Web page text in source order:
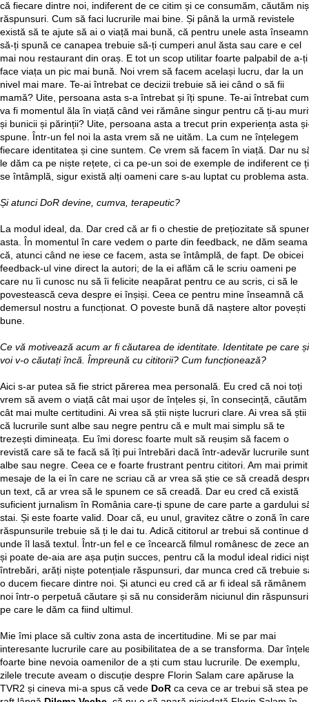
că fiecare dintre noi, indiferent de ce citim și ce consumăm, căutăm
răspunsuri. Cum să faci lucrurile mai bine. Și până la urmă revistele
există să te ajute să ai o viață mai bună, că pentru unele asta
să-ți spună ce canapea trebuie să-ți cumperi anul ăsta sau care e cel
mai nou restaurant din oraș. E tot un scop utilitar foarte palpabil de a-ți
face viața un pic mai bună. Noi vrem să facem același lucru, dar la un
nivel mai mare. Te-ai întrebat ce decizii trebuie să iei când o să fii
mamă? Uite, persoana asta s-a întrebat și îți spune. Te-ai întrebat cum
va fi momentul ăla în viață când vei rămâne singur pentru că ți-au
și bunicii și părinții? Uite, persoana asta a trecut prin experiența asta
spune. Într-un fel noi la asta vrem să ne uităm. La cum ne înțelegem
fiecare identitatea și cine suntem. Ce vrem să facem în viață. Dar nu
le dăm ca pe niște rețete, ci ca pe-un soi de exemple de indiferent ce ți
se întâmplă, sigur există alți oameni care s-au luptat cu problema asta.
Și atunci DoR devine, cumva, terapeutic?
La modul ideal, da. Dar cred că ar fi o chestie de prețiozitate să
asta. În momentul în care vedem o parte din feedback, ne dăm seama
că, atunci când ne iese ce facem, asta se întâmplă, de fapt. De obicei
feedback-ul vine direct la autori; de la ei aflăm că le scriu oameni pe
care nu îi cunosc nu să îi felicite neapărat pentru ce au scris, ci să le
povestească ceva despre ei înșiși. Ceea ce pentru mine înseamnă că
demersul nostru a funcționat. O poveste bună dă naștere altor povești
bune.
Ce vă motivează acum ar fi căutarea de identitate. Identitate pe care și
voi v-o căutați încă. Împreună cu cititorii? Cum funcționează?
Aici s-ar putea să fie strict părerea mea personală. Eu cred că noi toți
vrem să avem o viață cât mai ușor de înțeles și, în consecință, căutăm
cât mai multe certitudini. Ai vrea să știi niște lucruri clare. Ai vrea să știi
că lucrurile sunt albe sau negre pentru că e mult mai simplu să te
trezești dimineața. Eu îmi doresc foarte mult să reușim să facem o
revistă care să te facă să îți pui întrebări dacă într-adevăr lucrurile sunt
albe sau negre. Ceea ce e foarte frustrant pentru cititori. Am mai primit
mesaje de la ei în care ne scriau că ar vrea să știe ce să creadă
un text, că ar vrea să le spunem ce să creadă. Dar eu cred că există
suficient jurnalism în România care-ți spune de care parte a gardului
stai. Și este foarte valid. Doar că, eu unul, gravitez către o zonă în care
răspunsurile trebuie să ți le dai tu. Adică cititorul ar trebui să continue
unde îl lasă textul. Într-un fel e ce încearcă filmul românesc de zece
și poate de-aia are așa puțin succes, pentru că la modul ideal ridici
întrebări, arăți niște potențiale răspunsuri, dar munca cred că trebuie
o ducem fiecare dintre noi. Și atunci eu cred că ar fi ideal să rămânem
noi într-o perpetuă căutare și să nu considerăm niciunul din
pe care le dăm ca fiind ultimul.
Mie îmi place să cultiv zona asta de incertitudine. Mi se par mai
interesante lucrurile care au posibilitatea de a se transforma. Dar
foarte bine nevoia oamenilor de a ști cum stau lucrurile. De exemplu,
zilele trecute aveam o discuție despre Florin Salam care apăruse la
TVR2 și cineva mi-a spus că vede DoR ca ceva ce ar trebui să stea pe